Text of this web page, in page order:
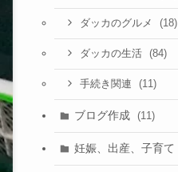
ダッカのグルメ (18)
ダッカの生活 (84)
手続き関連 (11)
ブログ作成 (11)
妊娠、出産、子育て